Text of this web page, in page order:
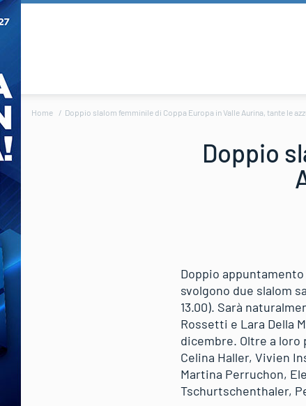
Home Doppio slalom femminile di Coppa Europa in Valle Aurina, tante le
Doppio
Doppio
svolgono due slalom
13.00). Sarà
Rossetti e Lara Della
dicembre. Oltre a loro
Celina Haller, Vivien
Martina Perruchon,
Tschurtschenthaler,